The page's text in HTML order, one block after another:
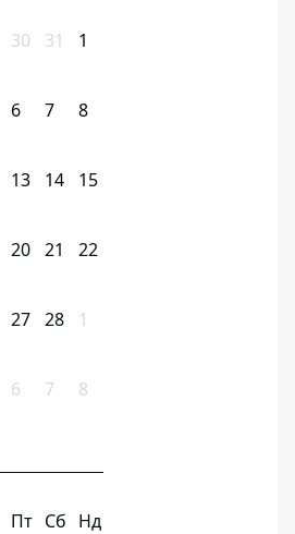
30 31 1
6 7 8
13 14 15
20 21 22
27 28 1
6 7 8
Пт Сб Нд